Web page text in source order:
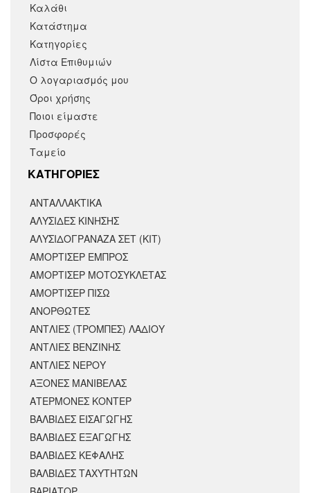
Καλάθι
Κατάστημα
Κατηγορίες
Λίστα Επιθυμιών
Ο λογαριασμός μου
Όροι χρήσης
Ποιοι είμαστε
Προσφορές
Ταμείο
KΑΤΗΓΟΡΙΕΣ
ΑΝΤΑΛΛΑΚΤΙΚΆ
ΑΛΥΣΙΔΕΣ ΚΙΝΗΣΗΣ
ΑΛΥΣΙΔΟΓΡΑΝΑΖΑ ΣΕΤ (ΚΙΤ)
ΑΜΟΡΤΙΣΕΡ ΕΜΠΡΟΣ
ΑΜΟΡΤΙΣΈΡ ΜΟΤΟΣΥΚΛΈΤΑΣ
ΑΜΟΡΤΙΣΕΡ ΠΙΣΩ
ΑΝΟΡΘΩΤΕΣ
ΑΝΤΛΙΕΣ (ΤΡΟΜΠΕΣ) ΛΑΔΙΟΥ
ΑΝΤΛΙΕΣ ΒΕΝΖΙΝΗΣ
ΑΝΤΛΙΕΣ ΝΕΡΟΥ
ΑΞΟΝΕΣ ΜΑΝΙΒΕΛΑΣ
ΑΤΕΡΜΟΝΕΣ ΚΟΝΤΕΡ
ΒΑΛΒΙΔΕΣ ΕΙΣΑΓΩΓΗΣ
ΒΑΛΒΙΔΕΣ ΕΞΑΓΩΓΗΣ
ΒΑΛΒΙΔΕΣ ΚΕΦΑΛΗΣ
ΒΑΛΒΙΔΕΣ ΤΑΧΥΤΗΤΩΝ